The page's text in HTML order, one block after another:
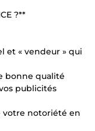
?**
et « vendeur » qui
bonne qualité
publicités
votre notoriété en